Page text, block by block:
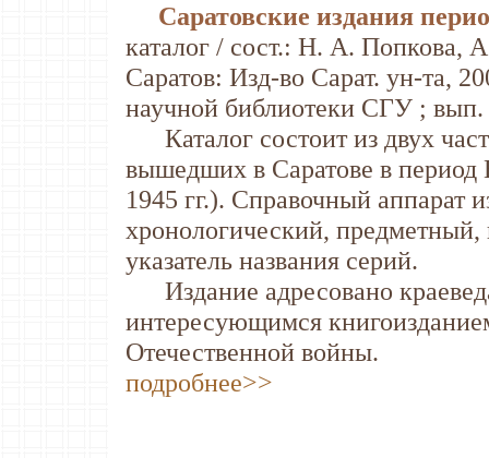
Саратовские издания
каталог / сост.: Н. А. Попкова,
Саратов: Изд-во Сарат. ун-та,
научной библиотеки СГУ ; вып.
Каталог состоит из двух
вышедших в Саратове в
1945 гг.). Справочный аппарат
хронологический, предметный,
указатель названия серий.
Издание адресовано
интересующимся
Отечественной войны.
подробнее>>